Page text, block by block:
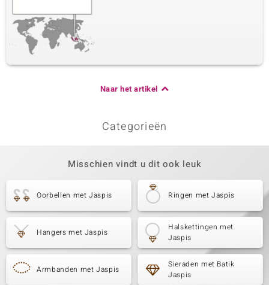
Naar het artikel
Categorieën
Misschien vindt u dit ook leuk
Oorbellen met Jaspis Ringen met Jaspis
Hangers met Jaspis
Halskettingen met
Jaspis
Armbanden met Jaspis
Sieraden met Batik
Jaspis